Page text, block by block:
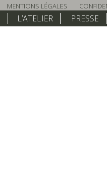
MENTIONS LÉGALES
L’ATELIER PRESSE